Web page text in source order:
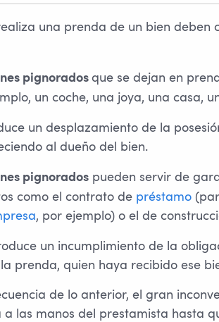
una prenda de un bien deben
pignorados que se dejan en
un coche, una joya, una casa,
un desplazamiento de la
al dueño del bien.
pignoradospueden servir de
como el contrato de préstamo
, por ejemplo) o el de
un incumplimiento de la
prenda, quien haya recibido ese
de lo anterior, el gran
a las manos del prestamista hasta